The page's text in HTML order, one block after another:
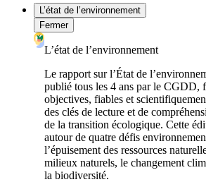
L’état de l’environnement
Fermer
L’état de l’environnement
Le rapport sur l’État de
publié tous les 4 ans par le CGDD,
objectives, fiables et
des clés de lecture et de
de la transition écologique. Cette
autour de quatre défis
l’épuisement des ressources
milieux naturels, le changement
la biodiversité.